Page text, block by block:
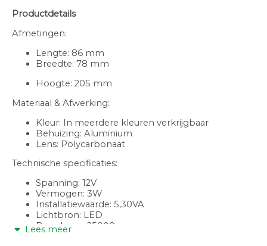
Productdetails
Afmetingen:
Lengte: 86 mm
Breedte: 78 mm
Hoogte: 205 mm
Materiaal & Afwerking:
Kleur: In meerdere kleuren verkrijgbaar
Behuizing: Aluminium
Lens: Polycarbonaat
Technische specificaties:
Spanning: 12V
Vermogen: 3W
Installatiewaarde: 5,30VA
Lichtbron: LED
Branduren: 25000
Lees meer